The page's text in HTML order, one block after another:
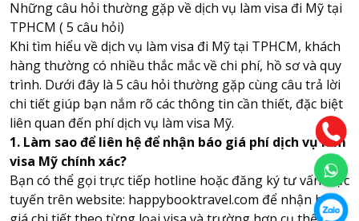
Những câu hỏi thường gặp về dịch vụ làm visa đi Mỹ tại
TPHCM ( 5 câu hỏi)
Khi tìm hiểu về dịch vụ làm visa đi Mỹ tại TPHCM, khách
hàng thường có nhiều thắc mắc về chi phí, hồ sơ và quy
trình. Dưới đây là 5 câu hỏi thường gặp cùng câu trả lời
chi tiết giúp bạn nắm rõ các thông tin cần thiết, đặc biệt
liên quan đến phí dịch vụ làm visa Mỹ.
1. Làm sao để liên hệ để nhận báo giá phí dịch vụ làm
visa Mỹ chính xác?
Bạn có thể gọi trực tiếp hotline hoặc đăng ký tư vấn trực
tuyến trên website: happybooktravel.com để nhận báo